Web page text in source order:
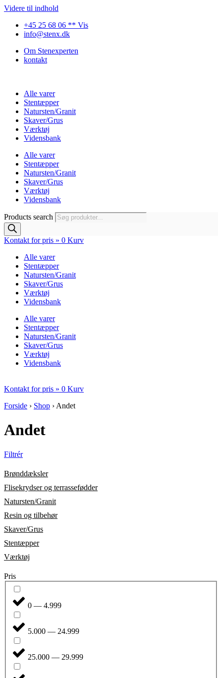
Videre til indhold
+45 25 68 06 ** Vis
info@stenx.dk
Om Stenexperten
kontakt
Alle varer
Stentæpper
Natursten/Granit
Skaver/Grus
Værktøj
Vidensbank
Alle varer
Stentæpper
Natursten/Granit
Skaver/Grus
Værktøj
Vidensbank
Products search
Kontakt for pris » 0 Kurv
Alle varer
Stentæpper
Natursten/Granit
Skaver/Grus
Værktøj
Vidensbank
Alle varer
Stentæpper
Natursten/Granit
Skaver/Grus
Værktøj
Vidensbank
Kontakt for pris » 0 Kurv
Forside › Shop › Andet
Andet
Filtrér
Brønddæksler
Flisekrydser og terrassefødder
Natursten/Granit
Resin og tilbehør
Skaver/Grus
Stentæpper
Værktøj
Pris
0 — 4.999
5.000 — 24.999
25.000 — 29.999